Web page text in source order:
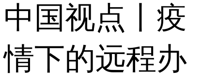
中国视点丨疫
情下的远程办